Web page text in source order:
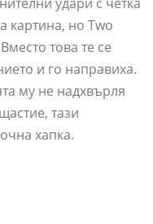
картина, но Two
това те се
и го направиха.
му не надхвърля
тази
хапка.